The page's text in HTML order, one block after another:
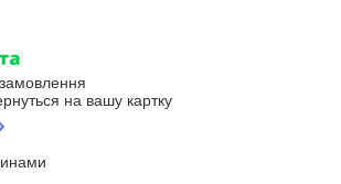
на вашу картку